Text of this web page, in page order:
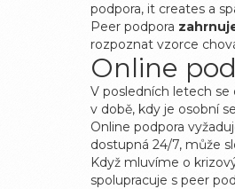
podpora, it creates a
Peer podpora
rozpoznat vzorce
Online
V posledních letech se
v době, kdy je osobní
Online podpora
dostupná 24/7, může
Když mluvíme o
spolupracuje s peer